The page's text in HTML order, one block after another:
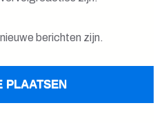
berichten zijn.